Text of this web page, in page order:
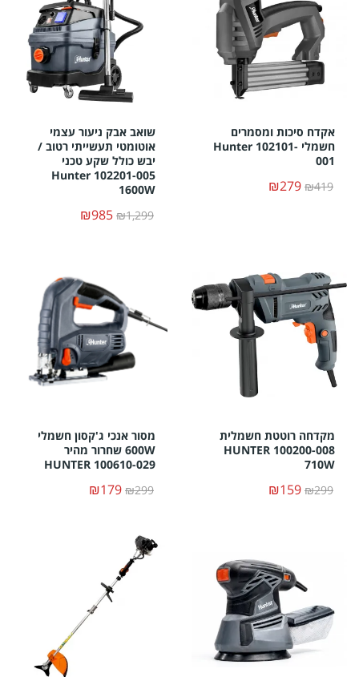
אקדח סיכות ומסמרים
חשמלי Hunter 102101-
001
₪419
₪279
שואב אבק ניעור עצמי
אוטומטי תעשייתי רטוב /
יבש כולל שקע טכני
Hunter 102201-005
1600W
₪1,299
₪985
מקדחה רוטטת חשמלית
HUNTER 100200-008
710W
₪299
₪159
מסור אנכי ג'קסון חשמלי
600W שחרור מהיר
HUNTER 100610-029
₪299
₪179